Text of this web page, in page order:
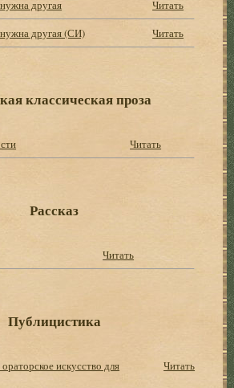
другая
Читать
другая (СИ)
Читать
классическая проза
Читать
Рассказ
Читать
Публицистика
искусство для
Читать